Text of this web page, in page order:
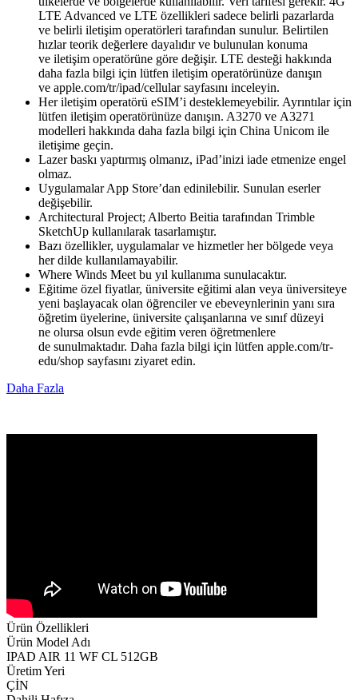
LTE Advanced ve LTE özellikleri sadece belirli pazarlarda
ve belirli iletişim operatörleri tarafından sunulur. Belirtilen
hızlar teorik değerlere dayalıdır ve bulunulan konuma
ve iletişim operatörüne göre değişir. LTE desteği hakkında
daha fazla bilgi için lütfen iletişim operatörünüze danışın
ve apple.com/tr/ipad/cellular sayfasını inceleyin.
Her iletişim operatörü eSIM’i desteklemeyebilir. Ayrıntılar için
lütfen iletişim operatörünüze danışın. A3270 ve A3271
modelleri hakkında daha fazla bilgi için China Unicom ile
iletişime geçin.
Lazer baskı yaptırmış olmanız, iPad’inizi iade etmenize engel
olmaz.
Uygulamalar App Store’dan edinilebilir. Sunulan eserler
değişebilir.
Architectural Project; Alberto Beitia tarafından Trimble
SketchUp kullanılarak tasarlamıştır.
Bazı özellikler, uygulamalar ve hizmetler her bölgede veya
her dilde kullanılamayabilir.
Where Winds Meet bu yıl kullanıma sunulacaktır.
Eğitime özel fiyatlar, üniversite eğitimi alan veya üniversiteye
yeni başlayacak olan öğrenciler ve ebeveynlerinin yanı sıra
öğretim üyelerine, üniversite çalışanlarına ve sınıf düzeyi
ne olursa olsun evde eğitim veren öğretmenlere
de sunulmaktadır. Daha fazla bilgi için lütfen apple.com/tr-
edu/shop sayfasını ziyaret edin.
Daha Fazla
Ürün Özellikleri
Ürün Model Adı
IPAD AIR 11 WF CL 512GB
Üretim Yeri
ÇİN